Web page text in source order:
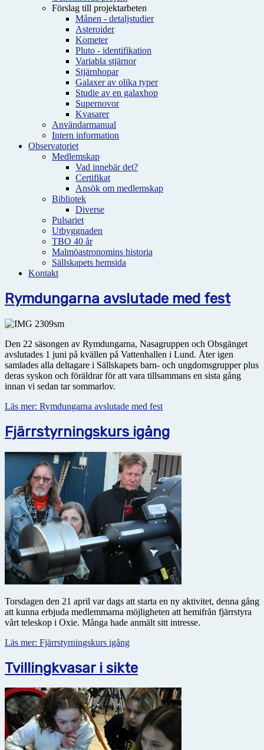
Förslag till projektarbeten
Månen - detaljstudier
Asteroider
Kometer
Pluto - identifikation
Variabla stjärnor
Stjärnhopar
Galaxer av olika typer
Studie av en galaxhop
Supernovor
Kvasarer
Användarmanual
Intern information
Observatoriet
Medlemskap
Vad innebär det?
Certifikat
Ansök om medlemskap
Bibliotek
Diverse
Pulsariet
Utbyggnaden
TBO 40 år
Malmöastronomins historia
Sällskapets hemsida
Kontakt
Rymdungarna avslutade med fest
Den 22 säsongen av Rymdungarna, Nasagruppen och Obsgänget
avslutades 1 juni på kvällen på Vattenhallen i Lund. Åter igen
samlades alla deltagare i Sällskapets barn- och ungdomsgrupper plus
deras syskon och föräldrar för att vara tillsammans en sista gång
innan vi sedan tar sommarlov.
Läs mer: Rymdungarna avslutade med fest
Fjärrstyrningskurs igång
Torsdagen den 21 april var dags att starta en ny aktivitet, denna gång
att kunna erbjuda medlemmarna möjligheten att hemifrån fjärrstyra
vårt teleskop i Oxie. Många hade anmält sitt intresse.
Läs mer: Fjärrstyrningskurs igång
Tvillingkvasar i sikte